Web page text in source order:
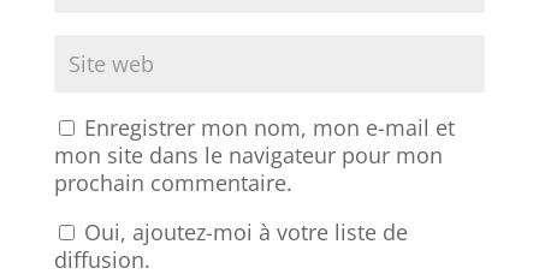
Enregistrer mon nom, mon e-mail et
mon site dans le navigateur pour mon
prochain commentaire.
Oui, ajoutez-moi à votre liste de
diffusion.